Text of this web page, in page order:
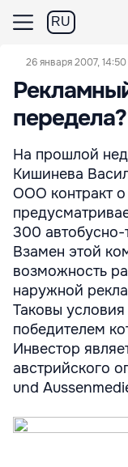
RU
26 января 2007, 14:50
передела?
На прошлой
Кишинева
ООО контракт о
300 автобусно-
Взамен этой
возможность
наружной
Таковы
победителем
Инвестор
австрийского
und